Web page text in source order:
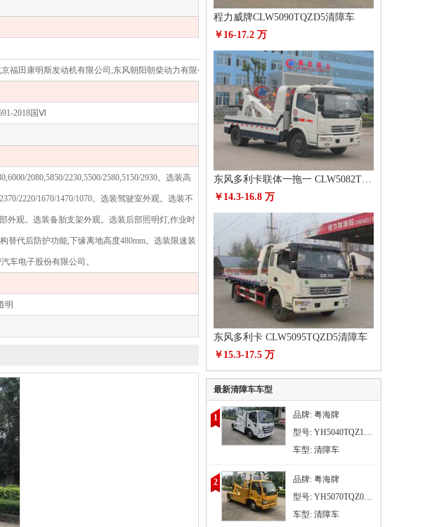
福田康明斯发动机有限公司;东风朝阳朝柴动力有限公司;昆明云内动力股份有限公司;昆明云内动力股份有限公
2018国Ⅵ
2080,5850/2230,5500/2580,5150/2930。选装高
2220/1670/1470/1070。选装驾驶室外观。选装不
外观。选装备胎支架外观。选装后部照明灯,作业时
替代后防护功能,下缘离地高度480mm。选装限速装
车电子股份有限公司。
明
程力威牌CLW5090TQZD5清障车
￥16-17.2 万
￥14.3-16.8 万
东风多利卡 CLW5095TQZD5清障车
￥15.3-17.5 万
最新清障车车型
1
品牌: 粤海牌
型号: YH5040TQZ186T
车型: 清障车
2
品牌: 粤海牌
型号: YH5070TQZ026T
车型: 清障车